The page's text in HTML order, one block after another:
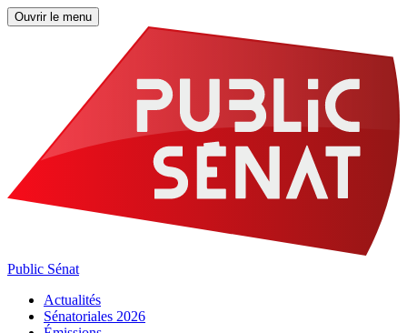
Ouvrir le menu
Public Sénat
Actualités
Sénatoriales 2026